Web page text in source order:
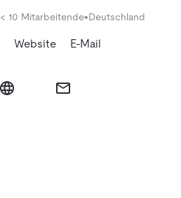
< 10 Mitarbeitende•Deutschland
Website E-Mail